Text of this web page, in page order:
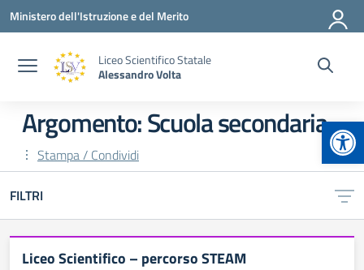
Vai ai contenuti
Vai al menu di navigazione
Vai al footer
Ministero dell'Istruzione e del Merito
Liceo Scientifico Statale
Alessandro Volta
Argomento: Scuola secondaria
Stampa / Condividi
FILTRI
Liceo Scientifico – percorso STEAM